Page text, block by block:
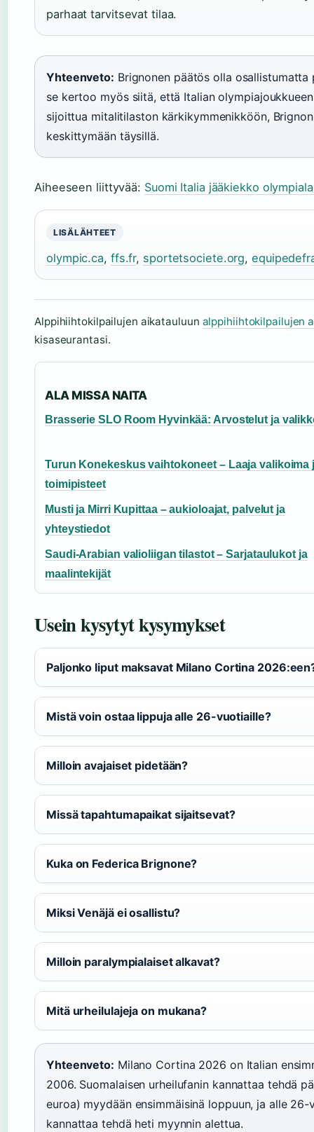
parhaat tarvitsevat tilaa.
Yhteenveto: Brignonen päätös olla
se kertoo myös siitä, että Italian
sijoittua mitalitilaston kärkikymmenikköön,
keskittymään täysillä.
Aiheeseen liittyvää: Suomi Italia jääkiekko
LISÄLÄHTEET
olympic.ca, ffs.fr, sportetsociete.org,
Alppihiihtokilpailujen aikatauluun alppihiihtokilpailujen
kisaseurantasi.
ALA MISSA NAITA
Brasserie SLO Room Hyvinkää: Arvostelut ja
Turun Konekeskus vaihtokoneet – Laaja valikoima
toimipisteet
Musti ja Mirri Kupittaa – aukioloajat, palvelut ja
yhteystiedot
Saudi-Arabian valioliigan tilastot – Sarjataulukot ja
maalintekijät
Usein kysytyt kysymykset
Paljonko liput maksavat Milano Cortina
Mistä voin ostaa lippuja alle 26-vuotiaille?
Milloin avajaiset pidetään?
Missä tapahtumapaikat sijaitsevat?
Kuka on Federica Brignone?
Miksi Venäjä ei osallistu?
Milloin paralympialaiset alkavat?
Mitä urheilulajeja on mukana?
Yhteenveto: Milano Cortina 2026 on Italian
2006. Suomalaisen urheilufanin kannattaa tehdä
euroa) myydään ensimmäisinä loppuun, ja alle
kannattaa tehdä heti myynnin alettua.